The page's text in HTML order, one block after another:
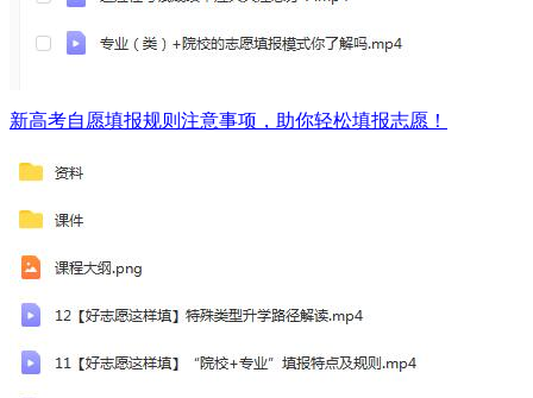
新高考自愿填报规则注意事项，助你轻松填报志愿！